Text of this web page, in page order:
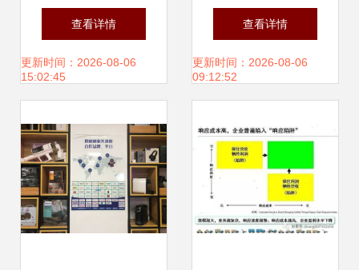
理 专注和专业
查看详情
更新时间：2026-08-06
15:02:45
的供应链管理 科盛
集团与佳莹控股的
查看详情
更新时间：2026-08-06
09:12:52